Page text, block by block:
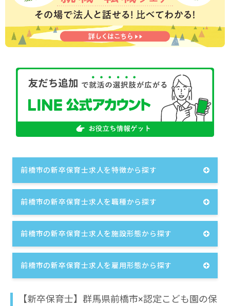
前橋市の新卒保育士求人を特徴から探す
前橋市の新卒保育士求人を職種から探す
前橋市の新卒保育士求人を施設形態から探す
前橋市の新卒保育士求人を雇用形態から探す
【新卒保育士】群馬県前橋市×認定こども園の保